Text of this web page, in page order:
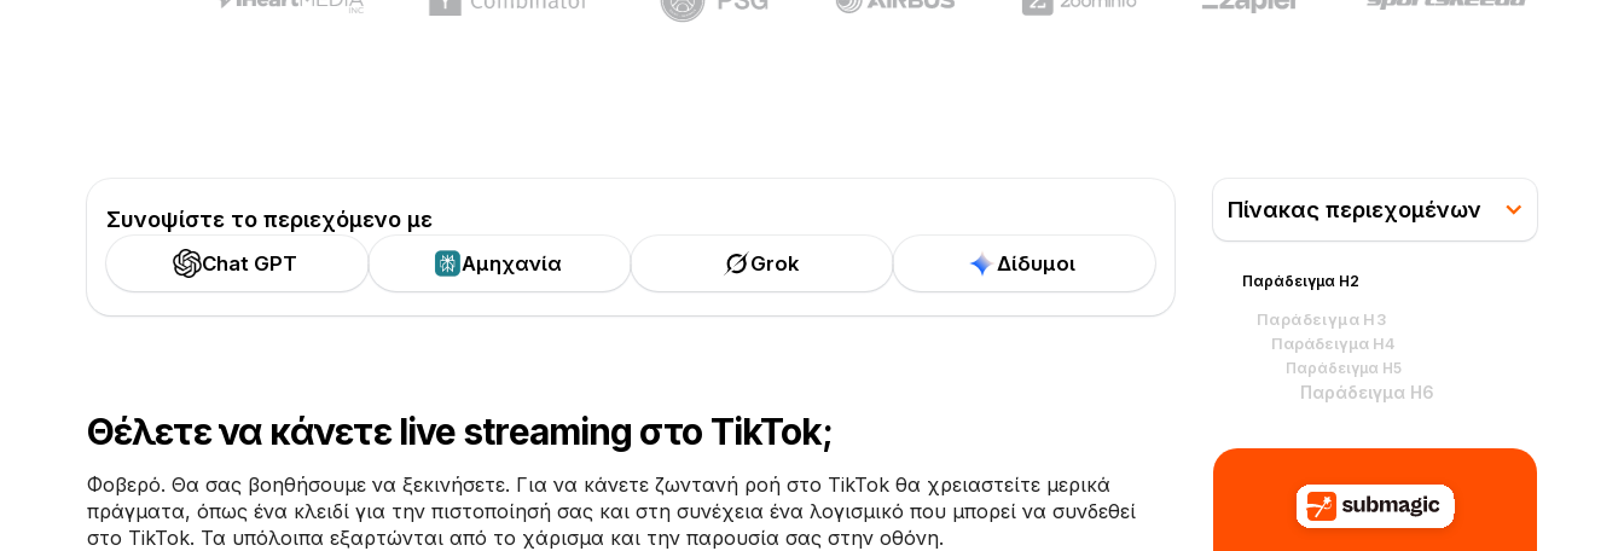
Συνοψίστε το περιεχόμενο με
Chat GPT Αμηχανία Grok Δίδυμοι
Θέλετε να κάνετε live streaming στο TikTok;
Φοβερό. Θα σας βοηθήσουμε να ξεκινήσετε. Για να κάνετε ζωντανή ροή στο TikTok θα χρειαστείτε μερικά
πράγματα, όπως ένα κλειδί για την πιστοποίησή σας και στη συνέχεια ένα λογισμικό που μπορεί να συνδεθεί
στο TikTok. Τα υπόλοιπα εξαρτώνται από το χάρισμα και την παρουσία σας στην οθόνη.
Πίνακας περιεχομένων
Παράδειγμα H2
Παράδειγμα H3
Παράδειγμα H4
Παράδειγμα H5
Παράδειγμα H6